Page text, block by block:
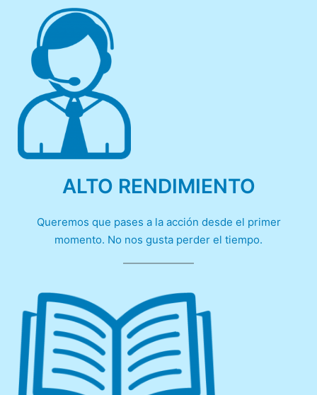
ALTO RENDIMIENTO
Queremos que pases a la acción desde el primer
momento. No nos gusta perder el tiempo.